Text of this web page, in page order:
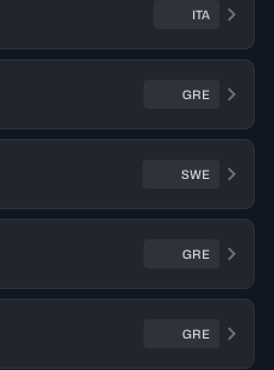
ITA
GRE
SWE
GRE
GRE